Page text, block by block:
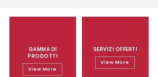
GAMMA DI
PRODOTTI
View More
SERVIZI OFFERTI
View More